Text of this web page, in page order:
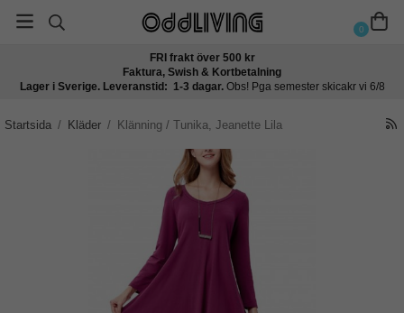
0
FRI frakt över 500 kr
Faktura, Swish & Kortbetalning
Lager i Sverige. Leveranstid: 1-3 dagar. Obs! Pga semester skicakr vi 6/8
Startsida / Kläder / Klänning / Tunika, Jeanette Lila